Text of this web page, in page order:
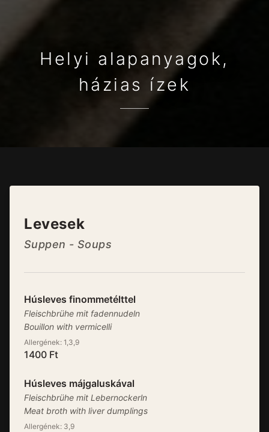
Helyi alapanyagok,
házias ízek
Levesek
Suppen - Soups
Húsleves finommetélttel
Fleischbrühe mit fadennudeln
Bouillon with vermicelli
Allergének: 1,3,9
1400 Ft
Húsleves májgaluskával
Fleischbrühe mit Lebernockerln
Meat broth with liver dumplings
Allergének: 3,9